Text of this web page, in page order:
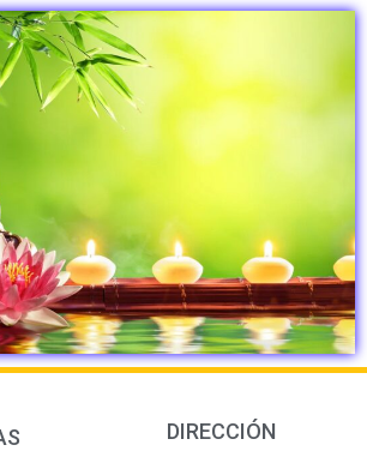
DIRECCIÓN